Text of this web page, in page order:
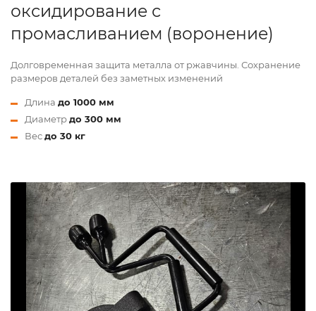
оксидирование с
промасливанием (воронение)
Долговременная защита металла от ржавчины. Сохранение
размеров деталей без заметных изменений
Длина до 1000 мм
Диаметрдо 300 мм
Весдо 30 кг